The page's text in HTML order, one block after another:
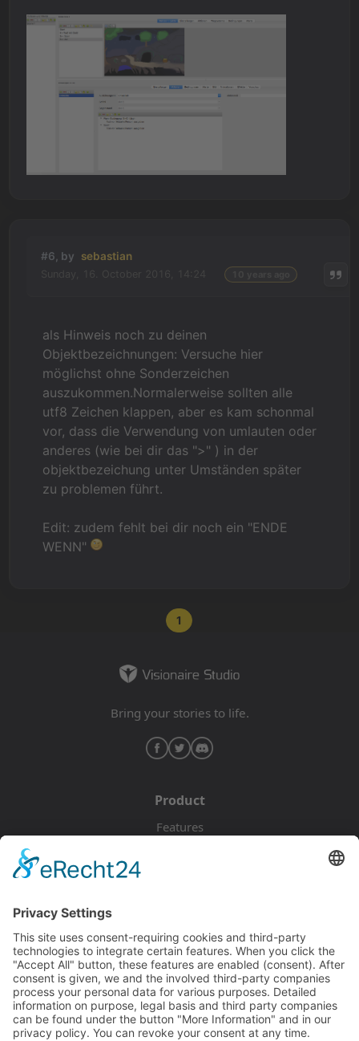
#6, by sebastian
als Hinweis noch zu deinen
Objektbezeichnungen: Versuche hier
möglichst ohne Sonderzeichen
auszukommen.Normalerweise sollten alle
utf8 Zeichen klappen, aber es kam schonmal
vor, dass die Verwendung von umlauten oder
anderes (wie bei dir das ">" ) in der
objektbezeichung unter Umständen später
zu problemen führt.
Edit: zudem fehlt bei dir noch ein "ENDE
WENN"
1
Bring your stories to life.
Product
Features
Documentation
Tutorials
Blog
Community